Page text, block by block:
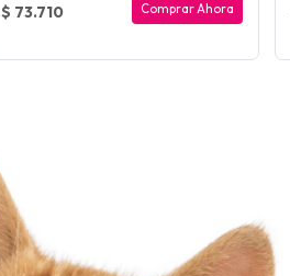
$ 73.710 Comprar Ahora